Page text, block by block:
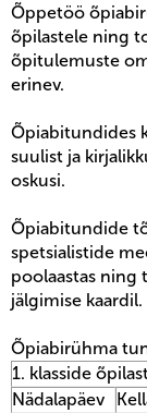
Õppetöö
õpilastele ning
õpitulemuste
erinev.
Õpiabitundides
suulist ja
oskusi.
Õpiabitundide
spetsialistide
poolaastas ning
jälgimise kaardil.
Õpiabirühma
1. klasside
Nädalapäev